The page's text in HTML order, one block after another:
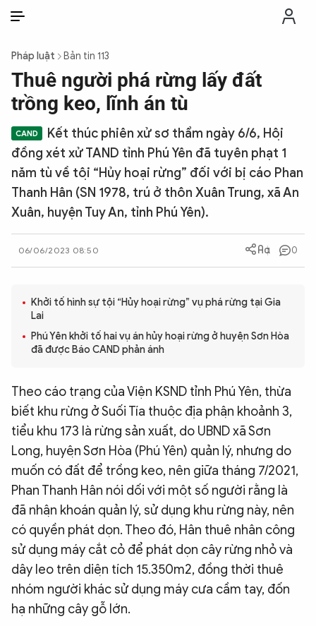
THỜI SỰ
CHỐNG DIỄN BIẾN HÒA BÌNH
CÔNG AN TRONG LÒNG DÂN
PHÁP LUẬT
QUỐC TẾ
BẠN ĐỌC & CAND
ĐA PHƯƠNG TIỆN
eMagazine
Podcast
Video Ảnh
Infographic
Chuyên trangAn ninh thế giới Văn nghệ Công an
Chuyên đề
Pháp luật Bản tin 113
Thuê người phá rừng lấy đất
trồng keo, lĩnh án tù
Kết thúc phiên xử sơ thẩm ngày 6/6, Hội
đồng xét xử TAND tỉnh Phú Yên đã tuyên phạt 1
năm tù về tội “Hủy hoại rừng” đối với bị cáo Phan
Thanh Hân (SN 1978, trú ở thôn Xuân Trung, xã An
Xuân, huyện Tuy An, tỉnh Phú Yên).
06/06/2023 08:50 0
Khởi tố hình sự tội “Hủy hoại rừng” vụ phá rừng tại Gia
Lai
Phú Yên khởi tố hai vụ án hủy hoại rừng ở huyện Sơn Hòa
đã được Báo CAND phản ánh
Theo cáo trạng của Viện KSND tỉnh Phú Yên, thừa
biết khu rừng ở Suối Tía thuộc địa phận khoảnh 3,
tiểu khu 173 là rừng sản xuất, do UBND xã Sơn
Long, huyện Sơn Hòa (Phú Yên) quản lý, nhưng do
muốn có đất để trồng keo, nên giữa tháng 7/2021,
Phan Thanh Hân nói dối với một số người rằng là
đã nhận khoán quản lý, sử dụng khu rừng này, nên
có quyền phát dọn. Theo đó, Hân thuê nhân công
sử dụng máy cắt cỏ để phát dọn cây rừng nhỏ và
dây leo trên diện tích 15.350m2, đồng thời thuê
nhóm người khác sử dụng máy cưa cầm tay, đốn
hạ những cây gỗ lớn.